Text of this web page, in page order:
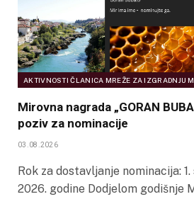
AKTIVNOSTI ČLANICA MREŽE ZA IZGRADNJU
Mirovna nagrada „GORAN
poziv za nominacije
03.08.2026
Rok za dostavljanje nominacija:
2026. godine Dodjelom godišnje